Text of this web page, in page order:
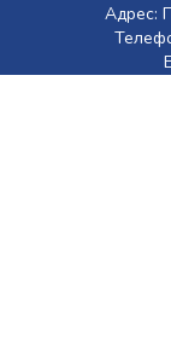
Адрес: